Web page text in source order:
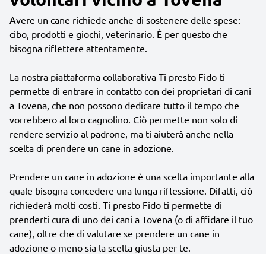
Avere un cane richiede anche di sostenere delle spese:
cibo, prodotti e giochi, veterinario. È per questo che
bisogna riflettere attentamente.
La nostra piattaforma collaborativa Ti presto Fido ti
permette di entrare in contatto con dei proprietari di cani
a Tovena, che non possono dedicare tutto il tempo che
vorrebbero al loro cagnolino. Ciò permette non solo di
rendere servizio al padrone, ma ti aiuterà anche nella
scelta di prendere un cane in adozione.
Prendere un cane in adozione è una scelta importante alla
quale bisogna concedere una lunga riflessione. Difatti, ciò
richiederà molti costi. Ti presto Fido ti permette di
prenderti cura di uno dei cani a Tovena (o di affidare il tuo
cane), oltre che di valutare se prendere un cane in
adozione o meno sia la scelta giusta per te.